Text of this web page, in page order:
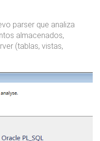
parser que analiza
almacenados,
(tablas, vistas,